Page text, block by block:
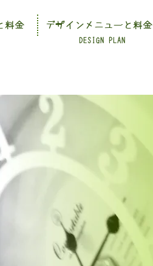
DESIGN PLAN
料金 デザインメニューと料金